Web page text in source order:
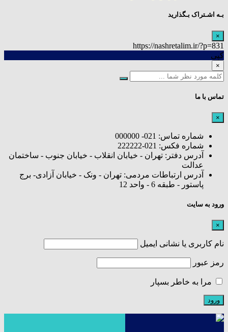
بـه اشـتراک بـگذارید
×
https://nashretalim.ir/?p=831
کپی
×
تماس با ما
×
شماره تماس: 021- 000000
شماره فکس: 021-222222
آدرس دفتر: تهران - خیابان انقلاب - خیابان جنوب - ساختمان
عدالت
آدرس ارتباطات مردمی: تهران - ونک - خیابان آزادی- برج
پاستور - طبقه 6 - واحد 12
ورود به سایت
×
نام کاربری یا نشانی ایمیل
رمز عبور
مرا به خاطر بسپار